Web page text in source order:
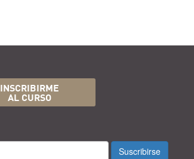
INSCRIBIRME
AL CURSO
Suscribirse